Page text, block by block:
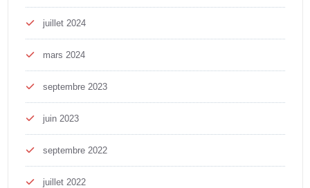
juillet 2024
mars 2024
septembre 2023
juin 2023
septembre 2022
juillet 2022